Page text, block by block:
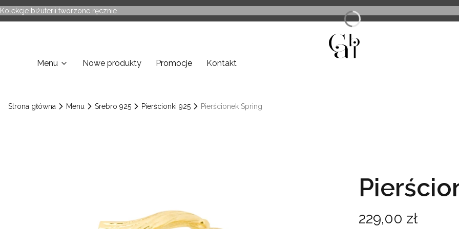
Kolekcje biżuterii tworzone ręcznie
Menu Nowe produkty Promocje Kontakt
Strona główna Menu Srebro 925 Pierścionki 925 Pierścionek Spring
Cena
229,00 zł